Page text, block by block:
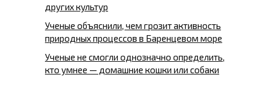
других культур
Ученые объяснили, чем грозит активность
природных процессов в Баренцевом море
Ученые не смогли однозначно определить,
кто умнее — домашние кошки или собаки